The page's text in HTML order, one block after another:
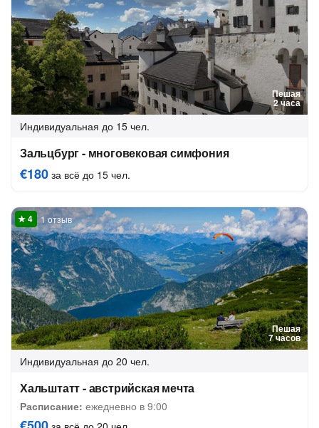
Пешая
2 часа
Индивидуальная до 15 чел.
Зальцбург - многовековая симфония
€180 за всё до 15 чел.
Пешая
7 часов
1 отзыв
Индивидуальная до 20 чел.
Хальштатт - австрийская мечта
Расписание: ежедневно в 9:00